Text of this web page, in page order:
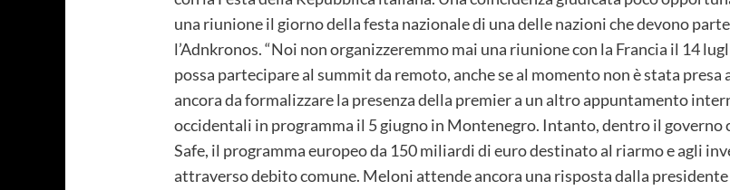
una riunione il giorno della festa nazionale di una delle nazioni che devono
l’Adnkronos. “Noi non organizzeremmo mai una riunione con la Francia il 14
possa partecipare al summit da remoto, anche se al momento non è stata
ancora da formalizzare la presenza della premier a un altro appuntamento
occidentali in programma il 5 giugno in Montenegro. Intanto, dentro il
Safe, il programma europeo da 150 miliardi di euro destinato al riarmo e agli
attraverso debito comune. Meloni attende ancora una risposta dalla